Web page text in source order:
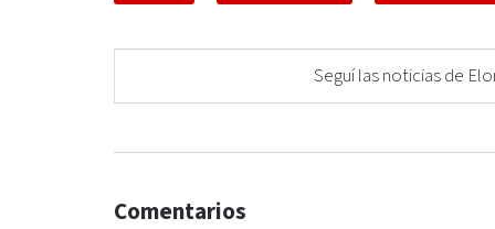
Seguí las noticias de
Comentarios